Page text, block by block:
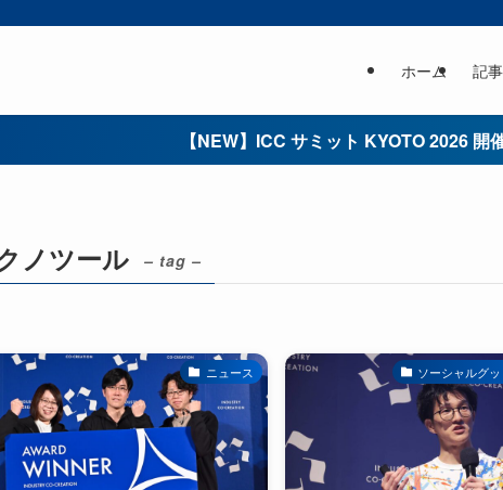
ホーム 記
【NEW】ICC サミット KYOTO 2026 開
ノツール – tag –
ニュース ソーシャルグ